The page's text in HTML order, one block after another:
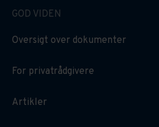
GOD VIDEN
Oversigt over dokumenter
For privatrådgivere
Artikler